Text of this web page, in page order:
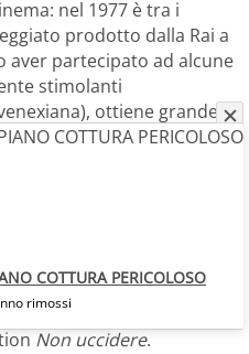
nel 1977 è tra i
prodotto dalla Rai a
aver partecipato ad alcune
stimolanti
ottiene grande
diretta da Lavia insieme
Placido. Tra gli altri titoli
le occasioni
da parte di critica e
Come non dettodi Ivan
televisivi, da segnalare il
Non uccidere.
COTTURA PERICOLOSO
rimossi